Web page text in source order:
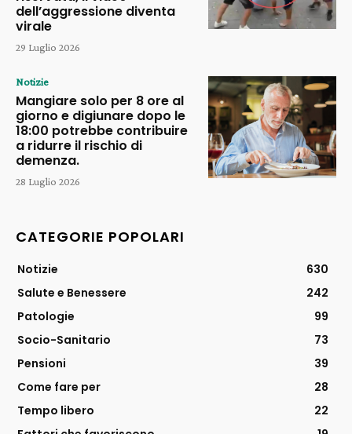
dell’aggressione diventa
virale
29 Luglio 2026
Notizie
Mangiare solo per 8 ore al
giorno e digiunare dopo le
18:00 potrebbe contribuire
a ridurre il rischio di
demenza.
28 Luglio 2026
CATEGORIE POPOLARI
Notizie
630
Salute e Benessere
242
Patologie
99
Socio-Sanitario
73
Pensioni
39
Come fare per
28
Tempo libero
22